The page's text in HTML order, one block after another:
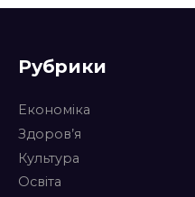
Рубрики
Економіка
Здоров’я
Культура
Освіта